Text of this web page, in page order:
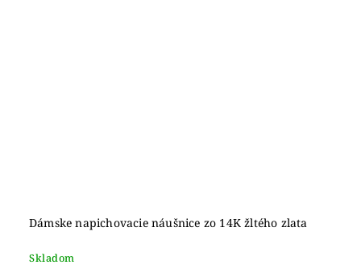
Dámske napichovacie náušnice zo 14K žltého zlata
Skladom